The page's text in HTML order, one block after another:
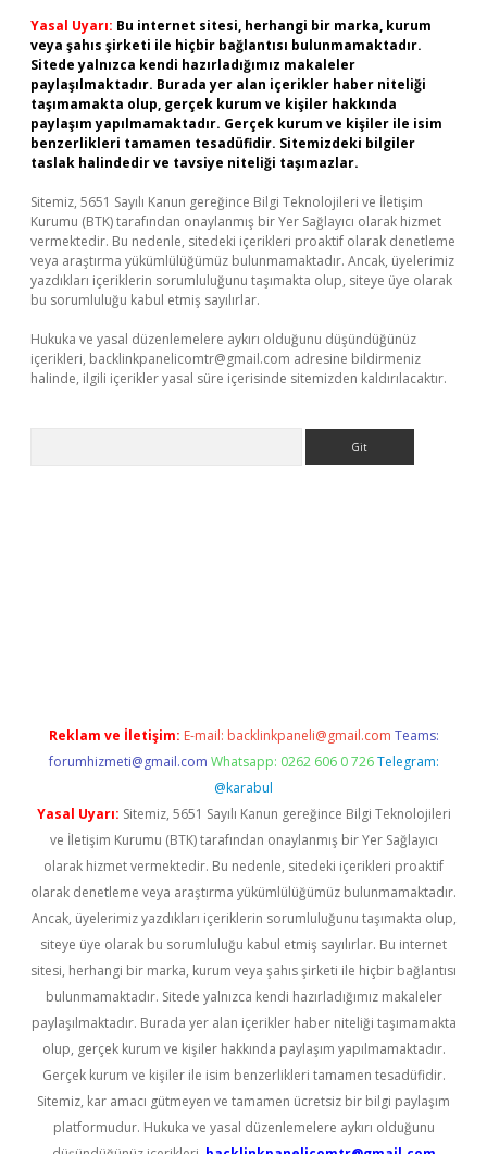
Yasal Uyarı: Bu internet sitesi, herhangi bir marka, kurum
veya şahıs şirketi ile hiçbir bağlantısı bulunmamaktadır.
Sitede yalnızca kendi hazırladığımız makaleler
paylaşılmaktadır. Burada yer alan içerikler haber niteliği
taşımamakta olup, gerçek kurum ve kişiler hakkında
paylaşım yapılmamaktadır. Gerçek kurum ve kişiler ile isim
benzerlikleri tamamen tesadüfidir. Sitemizdeki bilgiler
taslak halindedir ve tavsiye niteliği taşımazlar.
Sitemiz, 5651 Sayılı Kanun gereğince Bilgi Teknolojileri ve İletişim
Kurumu (BTK) tarafından onaylanmış bir Yer Sağlayıcı olarak hizmet
vermektedir. Bu nedenle, sitedeki içerikleri proaktif olarak denetleme
veya araştırma yükümlülüğümüz bulunmamaktadır. Ancak, üyelerimiz
yazdıkları içeriklerin sorumluluğunu taşımakta olup, siteye üye olarak
bu sorumluluğu kabul etmiş sayılırlar.
Hukuka ve yasal düzenlemelere aykırı olduğunu düşündüğünüz
içerikleri, backlinkpanelicomtr@gmail.com adresine bildirmeniz
halinde, ilgili içerikler yasal süre içerisinde sitemizden kaldırılacaktır.
Reklam ve İletişim: E-mail: backlinkpaneli@gmail.com Teams:
forumhizmeti@gmail.com Whatsapp: 0262 606 0 726 Telegram:
@karabul
Yasal Uyarı: Sitemiz, 5651 Sayılı Kanun gereğince Bilgi Teknolojileri
ve İletişim Kurumu (BTK) tarafından onaylanmış bir Yer Sağlayıcı
olarak hizmet vermektedir. Bu nedenle, sitedeki içerikleri proaktif
olarak denetleme veya araştırma yükümlülüğümüz bulunmamaktadır.
Ancak, üyelerimiz yazdıkları içeriklerin sorumluluğunu taşımakta olup,
siteye üye olarak bu sorumluluğu kabul etmiş sayılırlar. Bu internet
sitesi, herhangi bir marka, kurum veya şahıs şirketi ile hiçbir bağlantısı
bulunmamaktadır. Sitede yalnızca kendi hazırladığımız makaleler
paylaşılmaktadır. Burada yer alan içerikler haber niteliği taşımamakta
olup, gerçek kurum ve kişiler hakkında paylaşım yapılmamaktadır.
Gerçek kurum ve kişiler ile isim benzerlikleri tamamen tesadüfidir.
Sitemiz, kar amacı gütmeyen ve tamamen ücretsiz bir bilgi paylaşım
platformudur. Hukuka ve yasal düzenlemelere aykırı olduğunu